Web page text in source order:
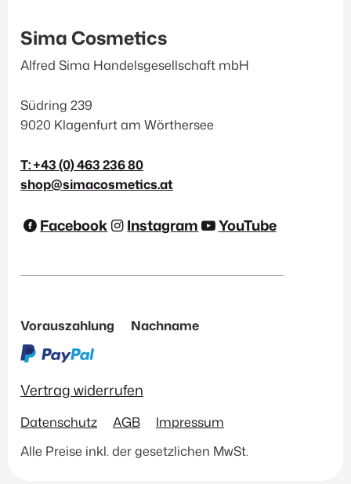
Sima Cosmetics
Alfred Sima Handelsgesellschaft mbH
Südring 239
9020 Klagenfurt am Wörthersee
T: +43 (0) 463 236 80
shop@simacosmetics.at
Facebook Instagram YouTube
Vertrag widerrufen
Datenschutz AGB
Impressum
Alle Preise inkl. der gesetzlichen MwSt.
Vorauszahlung Nachname